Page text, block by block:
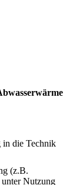
in die Technik
(z.B.
Nutzung